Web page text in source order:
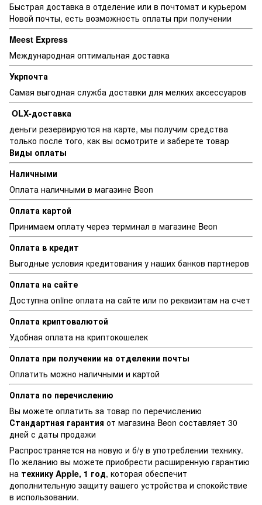
Быстрая доставка в отделение или в почтомат и курьером
Новой почты, есть возможность оплаты при получении
Meest Express
Международная оптимальная доставка
Укрпочта
Самая выгодная служба доставки для мелких аксессуаров
OLX-доставка
деньги резервируются на карте, мы получим средства
только после того, как вы осмотрите и заберете товар
Виды оплаты
Наличными
Оплата наличными в магазине Beon
Оплата картой
Принимаем оплату через терминал в магазине Beon
Оплата в кредит
Выгодные условия кредитования у наших банков партнеров
Оплата на сайте
Доступна online оплата на сайте или по реквизитам на счет
Оплата криптовалютой
Удобная оплата на криптокошелек
Оплата при получении на отделении почты
Оплатить можно наличными и картой
Оплата по перечислению
Вы можете оплатить за товар по перечислению
Стандартная гарантия от магазина Beon составляет 30
дней с даты продажи
Распространяется на новую и б/у в употреблении технику.
По желанию вы можете приобрести расширенную гарантию
на технику Apple, 1 год, которая обеспечит
дополнительную защиту вашего устройства и спокойствие
в использовании.